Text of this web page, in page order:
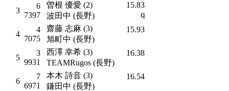
3
6
7397
曽根 優愛 (2)
波田中 (長野)
15.83
ｑ
4
4
7075
齋藤 志麻 (3)
旭町中 (長野)
15.93
5
3
9931
西澤 幸希 (3)
TEAMRugos (長野)
16.38
6
7
6971
本木 詩音 (3)
鎌田中 (長野)
16.54